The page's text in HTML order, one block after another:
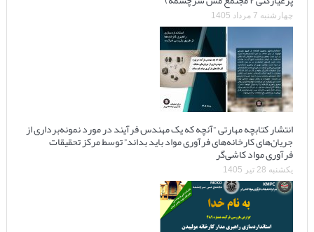
چهارشنبه 7 مرداد 1405
انتشار کتابچه مهارتی “آنچه که یک مهندس فرآیند در مورد نمونه‌برداری از
جریان‌های کارخانه‌های فرآوری مواد باید بداند” توسط مرکز تحقیقات
فرآوری مواد کاشی‌گر
یکشنبه 28 تیر 1405